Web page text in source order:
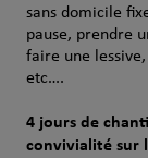
sans domicile
pause, prendre
faire une
etc….
4 jours de
convivialité sur